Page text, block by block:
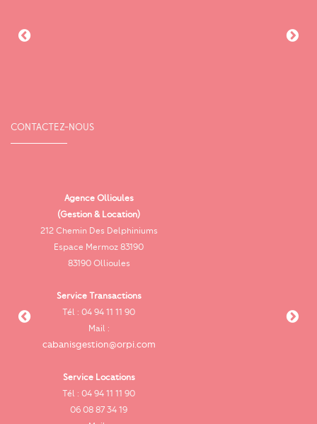
CONTACTEZ-NOUS
Agence Ollioules
(Gestion & Location)
212 Chemin Des Delphiniums
Espace Mermoz 83190
83190 Ollioules
Service Transactions
Tél : 04 94 11 11 90
Mail :
cabanisgestion@orpi.com
Service Locations
Tél : 04 94 11 11 90
06 08 87 34 19